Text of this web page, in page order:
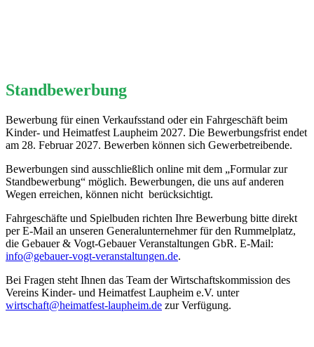
Standbewerbung
Bewerbung für einen Verkaufsstand oder ein Fahrgeschäft beim
Kinder- und Heimatfest Laupheim 2027. Die Bewerbungsfrist endet
am 28. Februar 2027. Bewerben können sich Gewerbetreibende.
Bewerbungen sind ausschließlich online mit dem „Formular zur
Standbewerbung“ möglich. Bewerbungen, die uns auf anderen
Wegen erreichen, können nicht berücksichtigt.
Fahrgeschäfte und Spielbuden richten Ihre Bewerbung bitte direkt
per E-Mail an unseren Generalunternehmer für den Rummelplatz,
die Gebauer & Vogt-Gebauer Veranstaltungen GbR. E-Mail:
info@gebauer-vogt-veranstaltungen.de.
Bei Fragen steht Ihnen das Team der Wirtschaftskommission des
Vereins Kinder- und Heimatfest Laupheim e.V. unter
wirtschaft@heimatfest-laupheim.de zur Verfügung.